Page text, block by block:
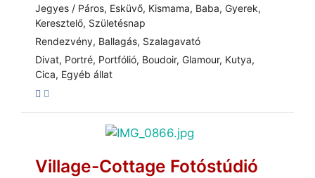
Jegyes / Páros, Esküvő, Kismama, Baba, Gyerek,
Keresztelő, Születésnap
Rendezvény, Ballagás, Szalagavató
Divat, Portré, Portfólió, Boudoir, Glamour, Kutya,
Cica, Egyéb állat
Village-Cottage Fotóstúdió